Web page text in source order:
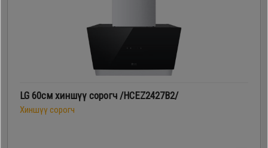
LG 60см хиншүү сорогч /HCEZ2427B2/
Хиншүү сорогч